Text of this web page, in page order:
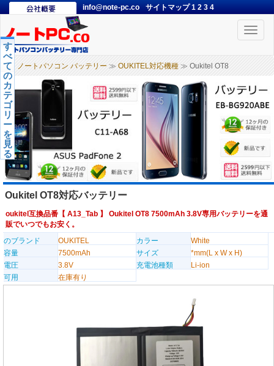
info@note-pc.co サイトマップ1 2 3 4
Toggle
ノートパソコン バッテリー ≫ OUKITEL対応機種 ≫ Oukitel OT8
す
べ
て
の
カ
テ
ゴ
リ
ー
を
見
る
Oukitel OT8対応バッテリー
oukitel互換品番【 A13_Tab 】 Oukitel OT8 7500mAh 3.8V専用バッテリーを通
販でいつでもお安く。
のブランド
OUKITEL カラー
White
容量
7500mAh サイズ
*mm(L x W x H)
電圧
3.8V 充電池種類
Li-ion
可用
在庫有り